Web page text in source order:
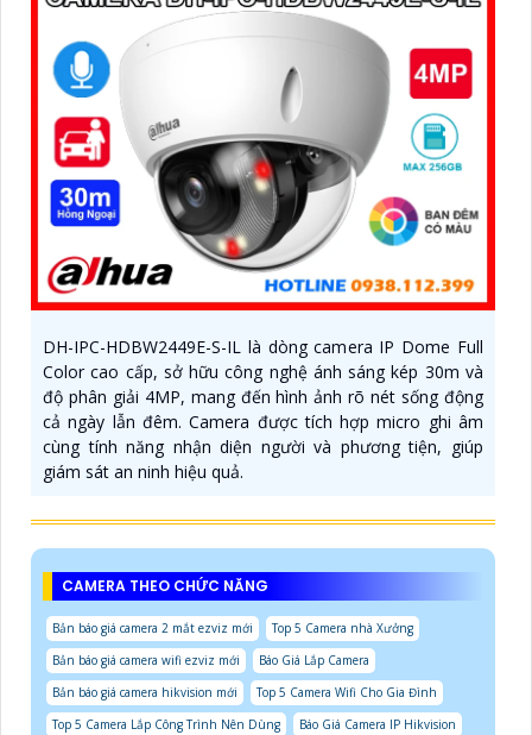
DH-IPC-HDBW2449E-S-IL là dòng camera IP Dome Full
Color cao cấp, sở hữu công nghệ ánh sáng kép 30m và
độ phân giải 4MP, mang đến hình ảnh rõ nét sống động
cả ngày lẫn đêm. Camera được tích hợp micro ghi âm
cùng tính năng nhận diện người và phương tiện, giúp
giám sát an ninh hiệu quả.
CAMERA THEO CHỨC NĂNG
Bản báo giá camera 2 mắt ezviz mới
Top 5 Camera nhà Xưởng
Bản báo giá camera wifi ezviz mới
Báo Giá Lắp Camera
Bản báo giá camera hikvision mới
Top 5 Camera Wifi Cho Gia Đình
Top 5 Camera Lắp Công Trình Nên Dùng
Báo Giá Camera IP Hikvision